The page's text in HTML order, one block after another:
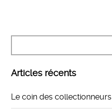
Articles récents
Le coin des collectionneurs